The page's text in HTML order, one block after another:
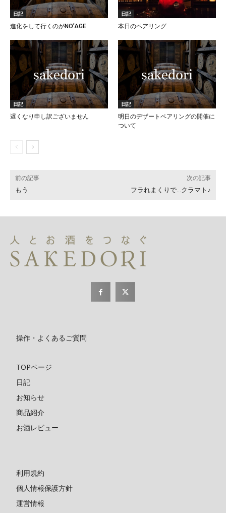
日記
進化をして行くのがNO’AGE
日記
本日のペアリング
日記
遅くなり申し訳ございません
日記
明日のデザートペアリングの開催に
ついて
前の記事
もう
次の記事
フラれまくりで…クラマト♪
操作・よくあるご質問
TOPページ
日記
お知らせ
商品紹介
お酒レビュー
利用規約
個人情報保護方針
運営情報